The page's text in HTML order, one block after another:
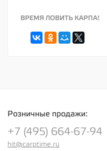
ВРЕМЯ ЛОВИТЬ КАРПА!
Розничные продажи:
+7 (495) 664-67-94
hit@carptime.ru